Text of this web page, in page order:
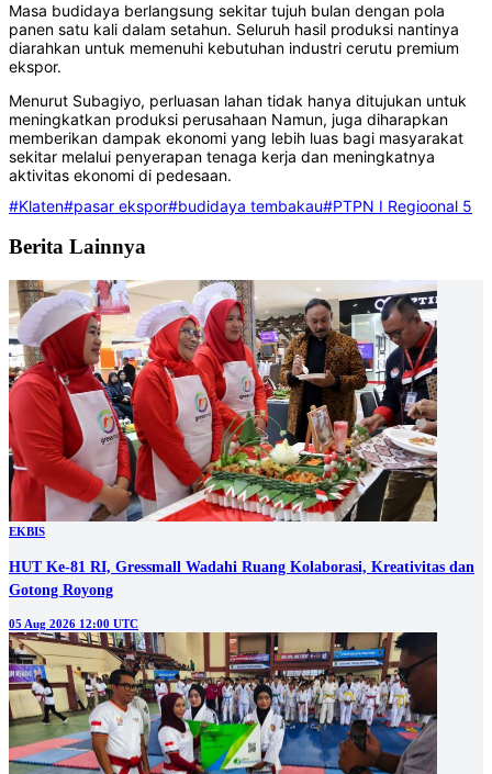
Masa budidaya berlangsung sekitar tujuh bulan dengan pola
panen satu kali dalam setahun. Seluruh hasil produksi nantinya
diarahkan untuk memenuhi kebutuhan industri cerutu premium
ekspor.
Menurut Subagiyo, perluasan lahan tidak hanya ditujukan untuk
meningkatkan produksi perusahaan Namun, juga diharapkan
memberikan dampak ekonomi yang lebih luas bagi masyarakat
sekitar melalui penyerapan tenaga kerja dan meningkatnya
aktivitas ekonomi di pedesaan.
#Klaten#pasar ekspor#budidaya tembakau#PTPN I Regioonal 5
Berita Lainnya
EKBIS
HUT Ke-81 RI, Gressmall Wadahi Ruang Kolaborasi, Kreativitas dan
Gotong Royong
05 Aug 2026 12:00 UTC